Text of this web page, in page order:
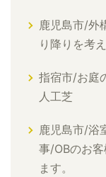
鹿児島市/外
り降りを考
指宿市/お庭
人工芝
鹿児島市/浴
事/OBのお
ます。